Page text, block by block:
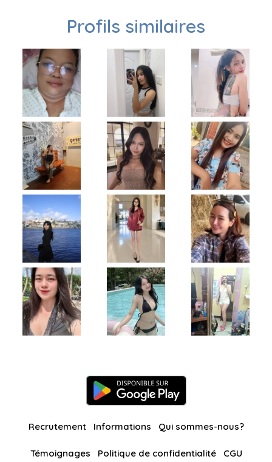
Profils similaires
Recrutement Informations Qui sommes-nous?
Témoignages Politique de confidentialité CGU